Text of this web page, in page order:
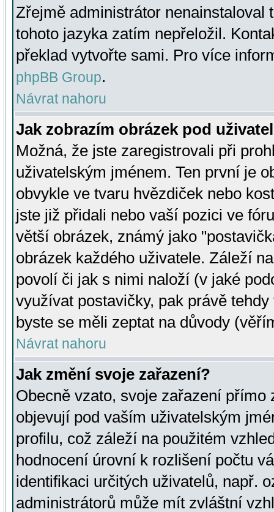
Zřejmě administrátor nenainstaloval
tohoto jazyka zatím nepřeložil.
překlad vytvořte sami. Pro více
phpBB Group.
Návrat nahoru
Jak zobrazím obrázek pod
Možná, že jste zaregistrovali při
uživatelským jménem. Ten první je
obvykle ve tvaru hvězdiček nebo
jste již přidali nebo vaší pozici ve
větší obrázek, známý jako
obrázek každého uživatele. Záleží
povolí či jak s nimi naloží (v jaké
využívat postavičky, pak právě
byste se měli zeptat na důvody
Návrat nahoru
Jak změní svoje zařazení?
Obecně vzato, svoje zařazení přímo
objevují pod vaším uživatelským
profilu, což záleží na použitém
hodnocení úrovní k rozlišení počtu
identifikaci určitých uživatelů, např.
administrátorů může mít zvláštní